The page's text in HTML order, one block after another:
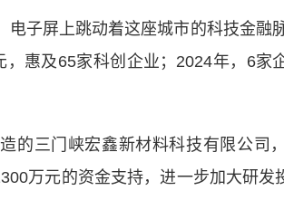
屏上跳动着这座城市的科技金融脉
，惠及65家科创企业；2024年，6家
三门峡宏鑫新材料科技有限公司，
万元的资金支持，进一步加大研发